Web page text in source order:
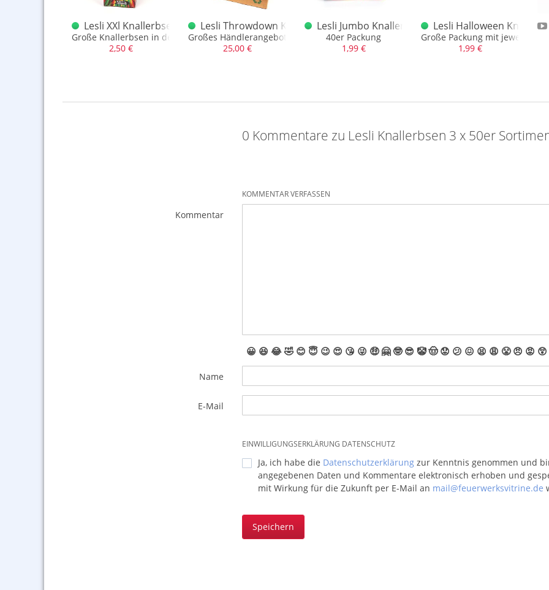
Knallerbsen 50er (normal)
Knallerbsen, die bessere Wirklung ist erkennbar
Lesli XXl Knallerbsen Großpackung Sonderposten F1
Große Knallerbsen in der Dose - Norma Version
2,50 €
Lesli Throwdown Knallerbsen VE / Display / Sortimente
Großes Händlerangebot, eine ganze VE
25,00 €
Lesli Jumbo Knallerbsen
40er Packung
1,99 €
Lesli Halloween
Große Packung mit jeweils 3
1,99 €
0 Kommentare zu Lesli Knallerbsen 3 x 50er
KOMMENTAR VERFASSEN
Kommentar
😀 😆 😂🤣 😊 😇 😉 😍 😘 😜 🤑 🤗 🤓 😎 🤡🤠 😟 😕 😖 😫 😩 😤 😠 😡 😲
Name
E-Mail
EINWILLIGUNGSERKLÄRUNG DATENSCHUTZ
Ja, ich habe die Datenschutzerklärungzur Kenntnis genommen und
angegebenen Daten und Kommentare elektronisch erhoben und
mit Wirkung für die Zukunft per E-Mail an mail@feuerwerksvitrine.de
Speichern